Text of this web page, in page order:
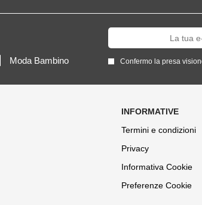
Moda Bambino Confermo la presa
Termini e condizioni
Privacy
Informativa Cookie
Preferenze Cookie